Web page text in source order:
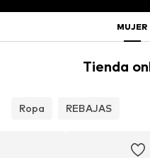
MUJER
Tienda
Ropa REBAJAS